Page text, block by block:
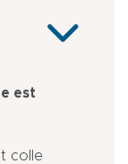
est
colle